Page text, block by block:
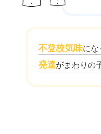
不登校気味にな
発達がまわりの